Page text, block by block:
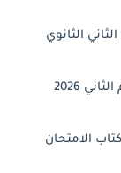
الثانوي
ملخص الامتحان جغرافيا ثانية ثانوي الترم الثاني 2026
الكتب الخارجية تانية ثانوي 2026: كتاب الامتحان